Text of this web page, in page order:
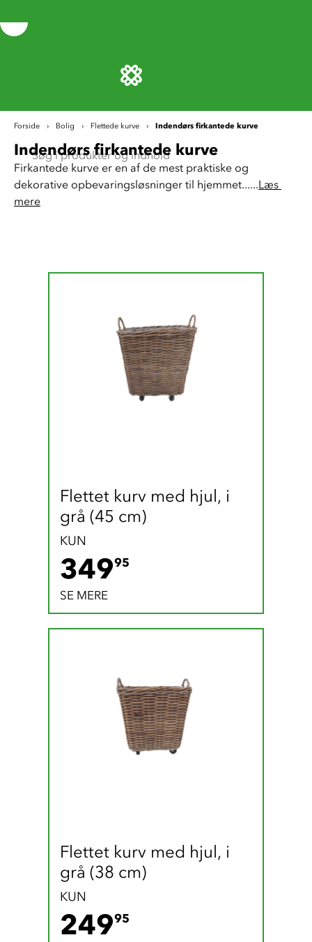
Forside Bolig Flettede kurve Indendørs firkantede kurve
Indendørs firkantede kurve
Firkantede kurve er en af de mest praktiske og
dekorative opbevaringsløsninger til hjemmet......Læs
mere
Flettet kurv med hjul, i
grå (45 cm)
KUN
34995
SE MERE
Flettet kurv med hjul, i
grå (38 cm)
KUN
24995